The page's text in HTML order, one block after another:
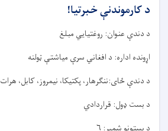
د کارموندنې خبرتيا!
د دندې عنوان: روغتیايي مبلغ
اړونده اداره: د افغاني سرې میاشتې ټولنه
د دندې ځای:ننګرهار، پکتیکا، نیمروز، کابل، هرات
د بست ډول: قراردادي